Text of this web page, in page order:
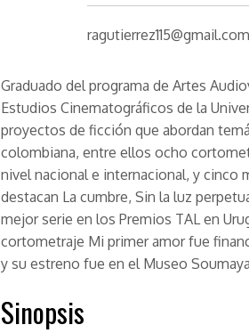
ragutierrez115@gmail.com
Graduado del programa de Artes
Estudios Cinematográficos de la
proyectos de ficción que abordan
colombiana, entre ellos ocho
nivel nacional e internacional, y cinco
destacan La cumbre, Sin la luz
mejor serie en los Premios TAL en
cortometraje Mi primer amorfue
y su estreno fue en el Museo
Sinopsis